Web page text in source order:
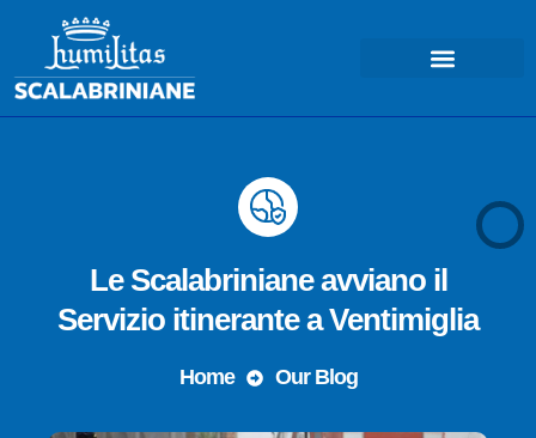
Le Scalabriniane avviano il
Servizio itinerante a Ventimiglia
Home Our Blog